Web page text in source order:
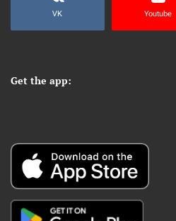
VK Youtube
Get the app: